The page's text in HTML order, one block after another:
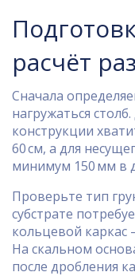
расчёт
Сначала
нагружаться
конструкции
60 см, а для
минимум 150 мм в
Проверьте тип
субстрате
кольцевой каркас
На скальном
после дробления